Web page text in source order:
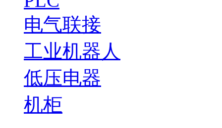
电气联接
工业机器人
低压电器
机柜